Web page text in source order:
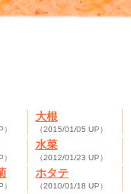
大根
（2015/01/05 UP）
水菜
（2012/01/23 UP）
ホタテ
（2010/01/18 UP）